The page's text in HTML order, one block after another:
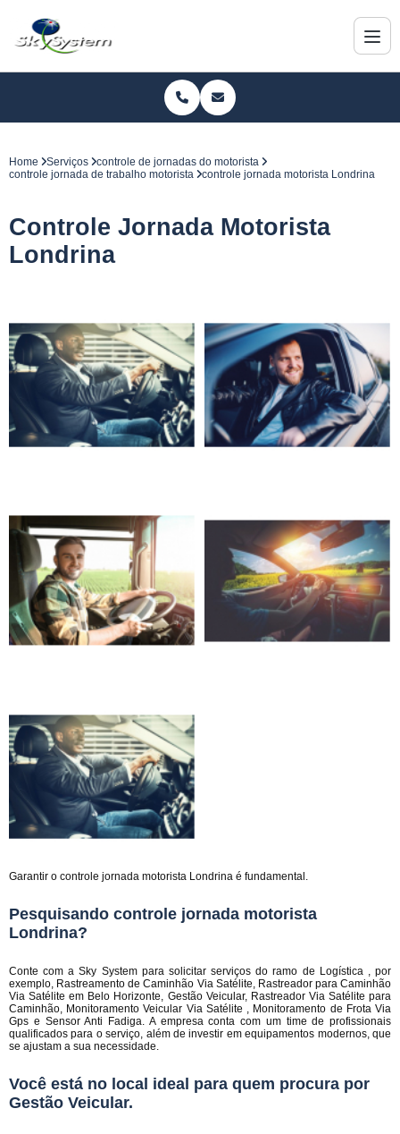
Home Serviços
controle de jornadas do motorista
controle jornada de trabalho motorista
controle jornada motorista Londrina
Controle Jornada Motorista
Londrina
Garantir o controle jornada motorista Londrina é fundamental.
Pesquisando controle jornada motorista
Londrina?
Conte com a Sky System para solicitar serviços do ramo de Logística , por
exemplo, Rastreamento de Caminhão Via Satélite, Rastreador para Caminhão
Via Satélite em Belo Horizonte, Gestão Veicular, Rastreador Via Satélite para
Caminhão, Monitoramento Veicular Via Satélite , Monitoramento de Frota Via
Gps e Sensor Anti Fadiga. A empresa conta com um time de profissionais
qualificados para o serviço, além de investir em equipamentos modernos, que
se ajustam a sua necessidade.
Você está no local ideal para quem procura por
Gestão Veicular.